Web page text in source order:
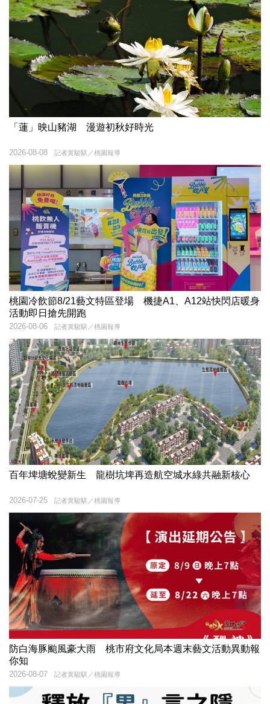
「蓮」映山豬湖 漫遊初秋好時光
記者黃駿騏／桃園報導
2026-08-08
桃園冷飲節8/21藝文特區登場 機捷A1、A12站快閃店暖身
活動即日搶先開跑
記者黃駿騏／桃園報導
2026-08-06
百年埤塘蛻變新生 龍樹坑埤再造航空城水綠共融新核心
記者黃駿騏／桃園報導
2026-07-25
防白海豚颱風豪大雨 桃市府文化局本週末藝文活動異動報
你知
記者黃駿騏／桃園報導
2026-08-07